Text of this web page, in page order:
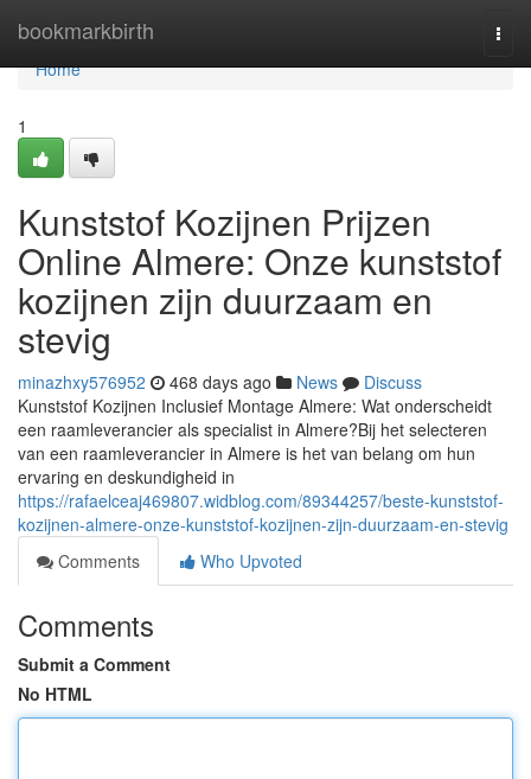
bookmarkbirth
Home
Home
1
Kunststof Kozijnen Prijzen
Online Almere: Onze kunststof
kozijnen zijn duurzaam en
stevig
minazhxy576952 468 days ago News
Discuss
Kunststof Kozijnen Inclusief Montage Almere: Wat onderscheidt
een raamleverancier als specialist in Almere?Bij het selecteren
van een raamleverancier in Almere is het van belang om hun
ervaring en deskundigheid in
https://rafaelceaj469807.widblog.com/89344257/beste-kunststof-
kozijnen-almere-onze-kunststof-kozijnen-zijn-duurzaam-en-stevig
Comments
Who Upvoted
Comments
Submit a Comment
No HTML